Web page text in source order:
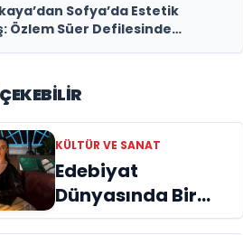
Sofya’da Estetik
Özlem Süer Defilesinde
KÜLTÜR VE SANAT
Edebiyat
Dünyasında Bir
Genç Deha